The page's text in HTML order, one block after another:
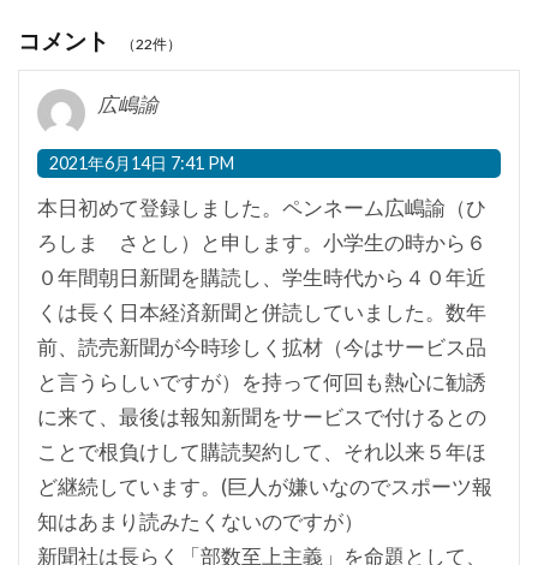
コメント （22件）
広嶋諭
2021年6月14日 7:41 PM
本日初めて登録しました。ペンネーム広嶋諭（ひ
ろしま さとし）と申します。小学生の時から６
０年間朝日新聞を購読し、学生時代から４０年近
くは長く日本経済新聞と併読していました。数年
前、読売新聞が今時珍しく拡材（今はサービス品
と言うらしいですが）を持って何回も熱心に勧誘
に来て、最後は報知新聞をサービスで付けるとの
ことで根負けして購読契約して、それ以来５年ほ
ど継続しています。(巨人が嫌いなのでスポーツ報
知はあまり読みたくないのですが）
新聞社は長らく「部数至上主義」を命題として、